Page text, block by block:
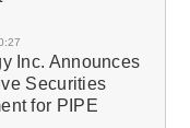
Inc. Announces
Securities
for PIPE